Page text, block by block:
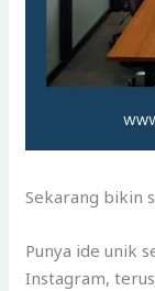
Sekarang bikin
Punya ide unik
Instagram,